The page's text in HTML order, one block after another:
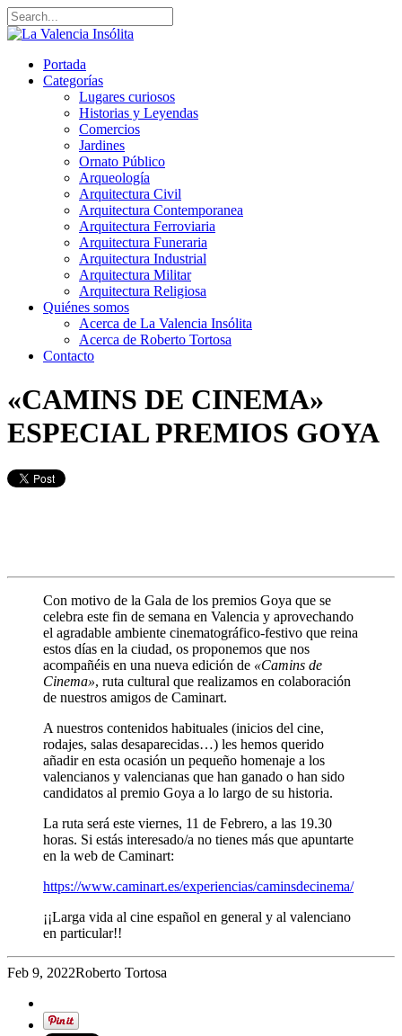
Portada
Categorías
Lugares curiosos
Historias y Leyendas
Comercios
Jardines
Ornato Público
Arqueología
Arquitectura Civil
Arquitectura Contemporanea
Arquitectura Ferroviaria
Arquitectura Funeraria
Arquitectura Industrial
Arquitectura Militar
Arquitectura Religiosa
Quiénes somos
Acerca de La Valencia Insólita
Acerca de Roberto Tortosa
Contacto
«CAMINS DE CINEMA»
ESPECIAL PREMIOS GOYA
Con motivo de la Gala de los premios Goya que se
celebra este fin de semana en Valencia y aprovechando
el agradable ambiente cinematográfico-festivo que reina
estos días en la ciudad, os proponemos que nos
acompañéis en una nueva edición de «Camins de
Cinema», ruta cultural que realizamos en colaboración
de nuestros amigos de Caminart.
A nuestros contenidos habituales (inicios del cine,
rodajes, salas desaparecidas…) les hemos querido
añadir en esta ocasión un pequeño homenaje a los
valencianos y valencianas que han ganado o han sido
candidatos al premio Goya a lo largo de su historia.
La ruta será este viernes, 11 de Febrero, a las 19.30
horas. Si estás interesado/a no tienes más que apuntarte
en la web de Caminart:
https://www.caminart.es/experiencias/caminsdecinema/
¡¡Larga vida al cine español en general y al valenciano
en particular!!
Feb 9, 2022Roberto Tortosa